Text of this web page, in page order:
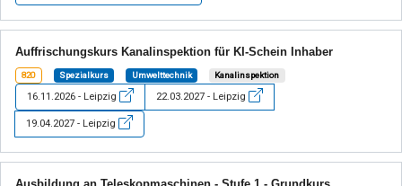
Auffrischungskurs Kanalinspektion für KI-Schein Inhaber
820 Spezialkurs Umwelttechnik Kanalinspektion
16.11.2026 - Leipzig 22.03.2027 - Leipzig
19.04.2027 - Leipzig